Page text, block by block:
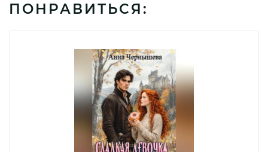
ПОНРАВИТЬСЯ: